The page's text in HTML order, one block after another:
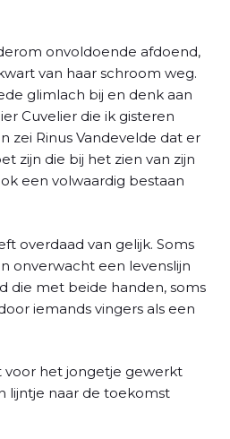
onvoldoende afdoend,
van haar schroom weg.
glimlach bij en denk aan
Cuvelier die ik gisteren
zei Rinus Vandevelde dat er
zijn die bij het zien van zijn
een volwaardig bestaan
overdaad van gelijk. Soms
onverwacht een levenslijn
die met beide handen, soms
iemands vingers als een
het jongetje gewerkt
lijntje naar de toekomst